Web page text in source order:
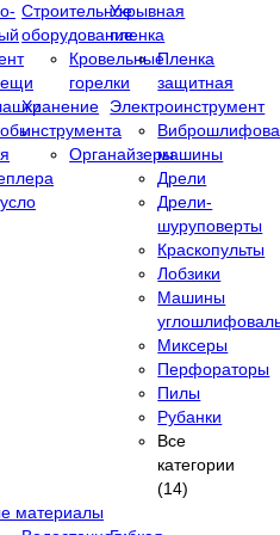
Строительное
оборудование
Кровельные
горелки
Укрывная
пленка
Пленка
защитная
Хранение
инструмента
Органайзеры
Электроинструмент
машины
Дрели
Дрели-
шуруповерты
Краскопульты
Лобзики
Машины
Миксеры
Перфораторы
Пилы
Рубанки
Все
категории
(14)
материалы